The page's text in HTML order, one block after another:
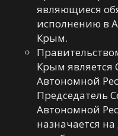
являющиеся
исполнению в
Крым.
Крым является
Автономной
Председатель
Автономной
назначается